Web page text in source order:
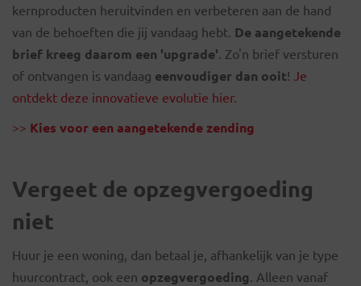
kernproducten heruitvinden en verbeteren aan de hand
van de behoeften die jij vandaag hebt. De aangetekende
brief kreeg daarom een 'upgrade' . Zo'n brief versturen
of ontvangen is vandaag eenvoudiger dan ooit! Je
ontdekt deze innovatieve evolutie hier.
>> Kies voor een aangetekende zending
Vergeet de opzegvergoeding
niet
Huur je een woning, dan betaal je, afhankelijk van je type
huurcontract, ook een opzegvergoeding . Alleen vanaf